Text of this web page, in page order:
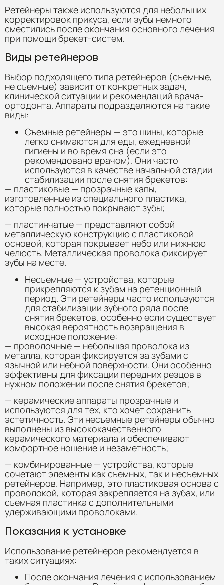
Ретейнеры также используются для небольших
корректировок прикуса, если зубы немного
сместились после окончания основного лечения
при помощи брекет-систем.
Виды ретейнеров
Выбор подходящего типа ретейнеров (съемные,
не съемные) зависит от конкретных задач,
клинической ситуации и рекомендаций врача-
ортодонта. Аппараты подразделяются на такие
виды:
Съемные ретейнеры — это шины, которые
легко снимаются для еды, ежедневной
гигиены и во время сна (если это
рекомендовано врачом). Они часто
используются в качестве начальной стадии
стабилизации после снятия брекетов:
— пластиковые — прозрачные капы,
изготовленные из специального пластика,
которые полностью покрывают зубы;
— пластинчатые — представляют собой
металлическую конструкцию с пластиковой
основой, которая покрывает небо или нижнюю
челюсть. Металлическая проволока фиксирует
зубы на месте.
Несъемные — устройства, которые
прикрепляются к зубам на ретенционный
период. Эти ретейнеры часто используются
для стабилизации зубного ряда после
снятия брекетов, особенно если существует
высокая вероятность возвращения в
исходное положение:
— проволочные — небольшая проволока из
металла, которая фиксируется за зубами с
язычной или небной поверхности. Они особенно
эффективны для фиксации передних резцов в
нужном положении после снятия брекетов;
— керамические аппараты прозрачные и
используются для тех, кто хочет сохранить
эстетичность. Эти несъемные ретейнеры обычно
выполнены из высококачественного
керамического материала и обеспечивают
комфортное ношение и незаметность;
— комбинированные — устройства, которые
сочетают элементы как съемных, так и несъемных
ретейнеров. Например, это пластиковая основа с
проволокой, которая закрепляется на зубах, или
съемная пластинка с дополнительными
удерживающими проволоками.
Показания к установке
Использование ретейнеров рекомендуется в
таких ситуациях:
После окончания лечения с использованием